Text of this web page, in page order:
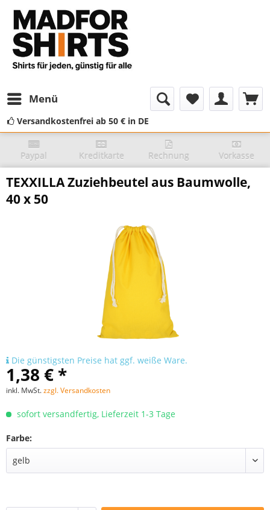
Menü
Versandkostenfrei ab 50 € in DE
Paypal Kreditkarte Rechnung Vorkasse
TEXXILLA Zuziehbeutel aus Baumwolle,
40 x 50
Die günstigsten Preise hat ggf. weiße Ware.
1,38 € *
inkl. MwSt.zzgl. Versandkosten
sofort versandfertig, Lieferzeit 1-3 Tage
Farbe: